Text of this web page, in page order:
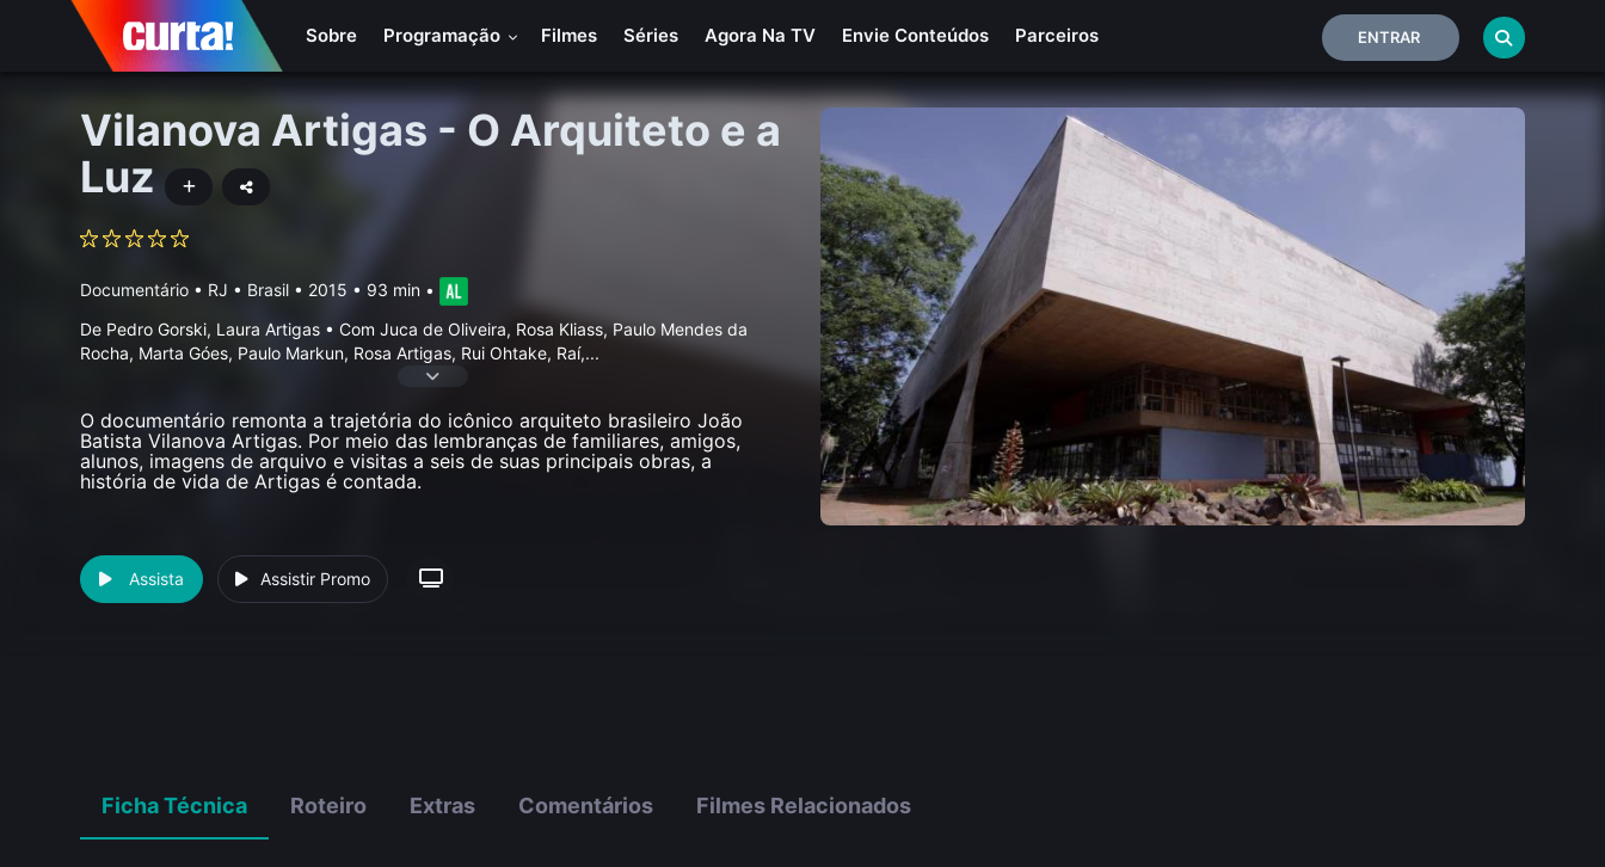
Sobre Programação Filmes Séries Agora Na TV Envie Conteúdos Parceiros ENTRAR
Vilanova Artigas - O Arquiteto e a
Luz
Documentário • RJ • Brasil • 2015 • 93 min •
De Pedro Gorski, Laura Artigas • Com Juca de Oliveira, Rosa Kliass, Paulo Mendes da
Rocha, Marta Góes, Paulo Markun, Rosa Artigas, Rui Ohtake, Raí­,...
O documentário remonta a trajetória do icônico arquiteto brasileiro João
Batista Vilanova Artigas. Por meio das lembranças de familiares, amigos,
alunos, imagens de arquivo e visitas a seis de suas principais obras, a
história de vida de Artigas é contada.
Assista Assistir Promo
Ficha Técnica Roteiro Extras Comentários Filmes Relacionados